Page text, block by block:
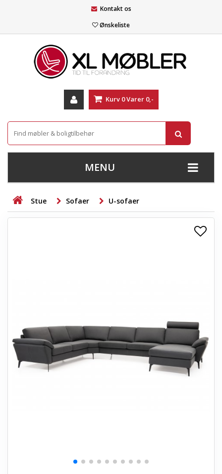
Kontakt os
Ønskeliste
Kurv 0Varer 0,-
MENU
+
STUE
+
LAMPER
+
ENTREMØBLER
HAVEMØBLER
Stue Sofaer U-sofaer